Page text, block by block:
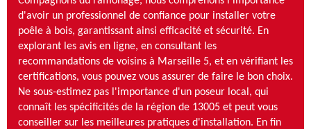
d'avoir un professionnel de confiance pour installer votre
poêle à bois, garantissant ainsi efficacité et sécurité. En
explorant les avis en ligne, en consultant les
recommandations de voisins à Marseille 5, et en vérifiant les
certifications, vous pouvez vous assurer de faire le bon choix.
Ne sous-estimez pas l'importance d'un poseur local, qui
connaît les spécificités de la région de 13005 et peut vous
conseiller sur les meilleures pratiques d'installation. En fin